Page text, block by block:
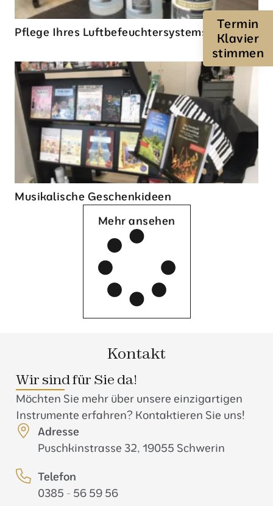
Pflege Ihres Luftbefeuchtersystems
Musikalische Geschenkideen
Mehr ansehen
Kontakt
Wir sind für Sie da!
Möchten Sie mehr über unsere einzigartigen
Instrumente erfahren? Kontaktieren Sie uns!
Adresse
Puschkinstrasse 32, 19055 Schwerin
Telefon
0385 - 56 59 56
Termin
Klavier
stimmen